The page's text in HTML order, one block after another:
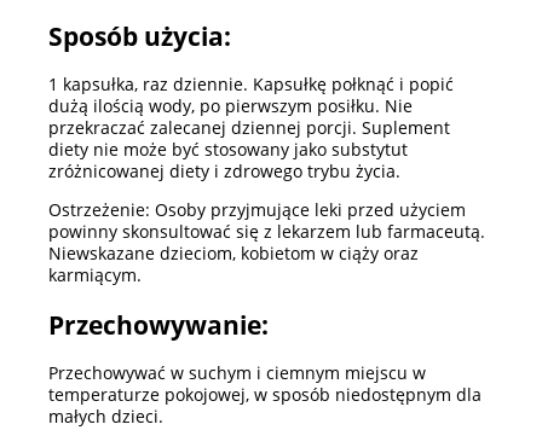
Sposób użycia:
1 kapsułka, raz dziennie. Kapsułkę połknąć i popić
dużą ilością wody, po pierwszym posiłku. Nie
przekraczać zalecanej dziennej porcji. Suplement
diety nie może być stosowany jako substytut
zróżnicowanej diety i zdrowego trybu życia.
Ostrzeżenie: Osoby przyjmujące leki przed użyciem
powinny skonsultować się z lekarzem lub farmaceutą.
Niewskazane dzieciom, kobietom w ciąży oraz
karmiącym.
Przechowywanie:
Przechowywać w suchym i ciemnym miejscu w
temperaturze pokojowej, w sposób niedostępnym dla
małych dzieci.